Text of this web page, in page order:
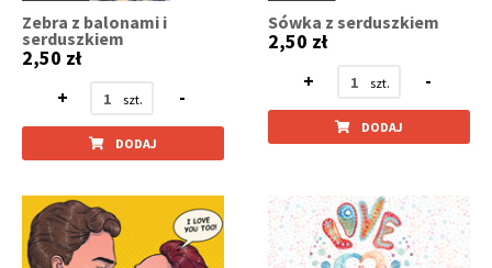
Zebra z balonami i
serduszkiem
2,50 zł
+
-
DODAJ
Sówka z serduszkiem
2,50 zł
+
-
DODAJ